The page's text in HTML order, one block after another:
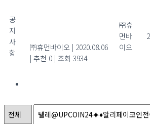
공
지
사
항
㈜휴먼바이오 | 2020.08.06
| 추천 0 | 조회 3934
㈜휴
먼바
이오